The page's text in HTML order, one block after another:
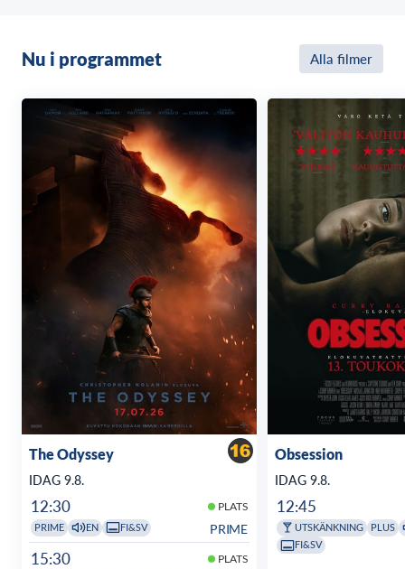
Nu i programmet Alla filmer
The Odyssey
IDAG 9.8.
12:30 PLATS
PRIME EN FI&SV PRIME
15:30 PLATS
Obsession
IDAG 9.8.
12:45
UTSKÄNKNING
PLUS
FI&SV